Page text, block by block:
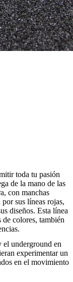
toda tu pasión
de la mano de las
con manchas
por sus líneas rojas,
diseños. Esta línea
de colores, también
el underground en
experimentar un
en el movimiento